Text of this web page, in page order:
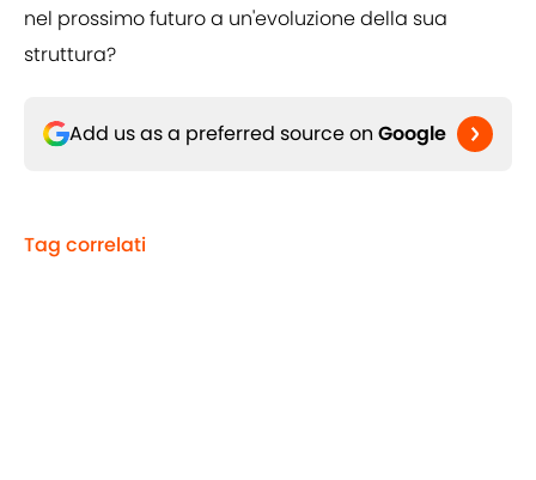
nel prossimo futuro a un'evoluzione della sua
struttura?
Add us as a preferred source on Google
Tag correlati